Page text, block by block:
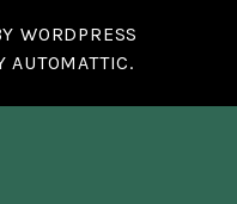
WORDPRESS
AUTOMATTIC.